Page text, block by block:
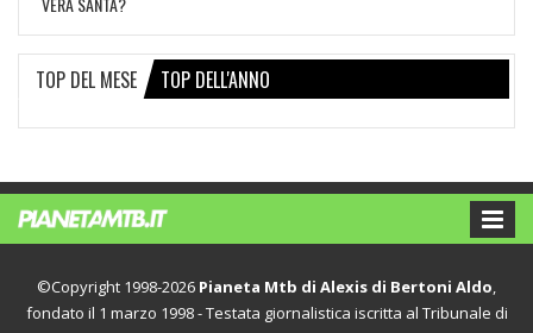
TOP DEL MESE TOP DELL'ANNO
©Copyright 1998-2026 Pianeta Mtb di Alexis di Bertoni Aldo,
fondato il 1 marzo 1998 - Testata giornalistica iscritta al Tribunale di